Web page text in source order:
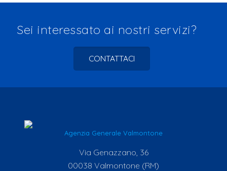
Sei interessato ai nostri servizi?
CONTATTACI
Agenzia Generale Valmontone
Via Genazzano, 36
00038 Valmontone (RM)